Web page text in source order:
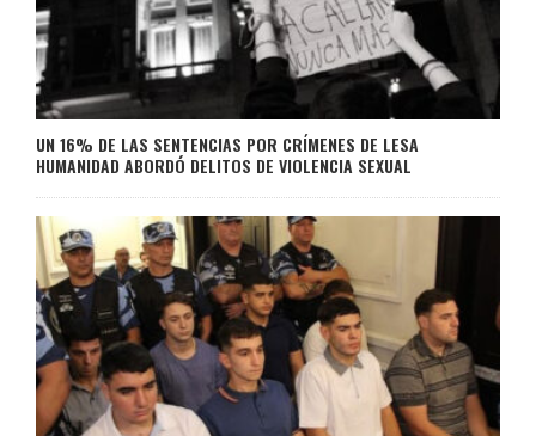
UN 16% DE LAS SENTENCIAS POR CRÍMENES DE LESA
HUMANIDAD ABORDÓ DELITOS DE VIOLENCIA SEXUAL